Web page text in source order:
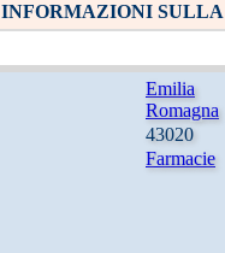
INFORMAZIONI
Emilia
Romagna
43020
Farmacie